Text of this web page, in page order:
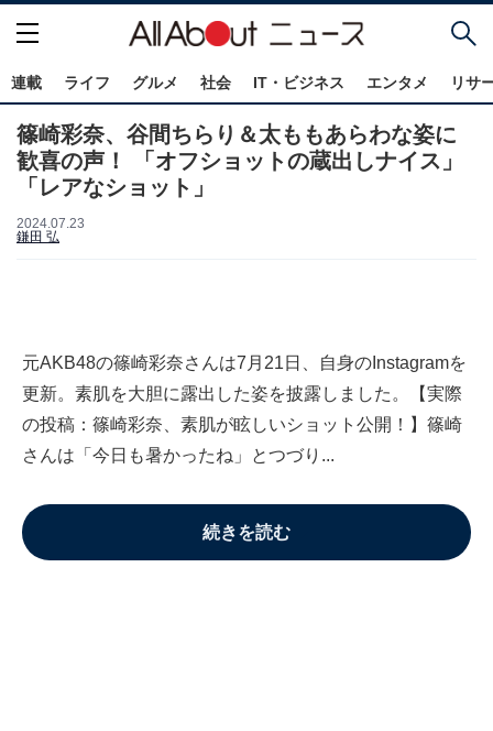
連載 ライフ グルメ 社会 IT・ビジネス エンタメ リサ
篠崎彩奈、谷間ちらり＆太ももあらわな姿に
歓喜の声！ 「オフショットの蔵出しナイス」
「レアなショット」
2024.07.23
鎌田 弘
元AKB48の篠崎彩奈さんは7月21日、自身のInstagramを
更新。素肌を大胆に露出した姿を披露しました。【実際
の投稿：篠崎彩奈、素肌が眩しいショット公開！】篠崎
さんは「今日も暑かったね」とつづり...
続きを読む